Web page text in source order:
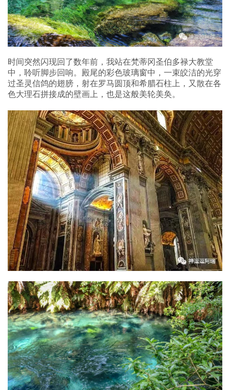
时间突然闪现回了数年前，我站在梵蒂冈圣伯多禄大教堂
中，聆听脚步回响。殿尾的彩色玻璃窗中，一束皎洁的光穿
过圣灵信鸽的翅膀，射在罗马圆顶和希腊石柱上，又散在各
色大理石拼接成的壁画上，也是这般美轮美奂。